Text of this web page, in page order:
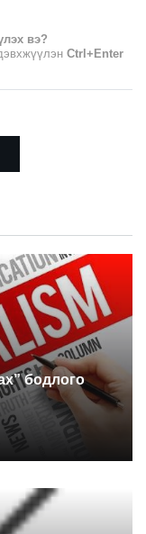
вэ?
Ctrl+Enter
бодлого